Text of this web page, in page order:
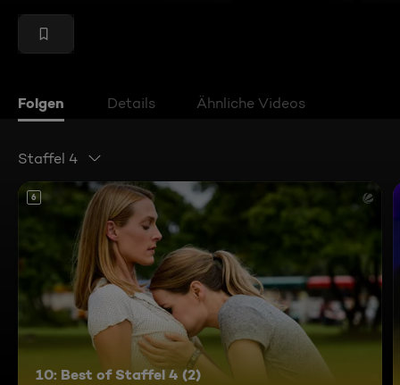
Folgen Details Ähnliche Videos
Staffel 4
6
10: Best of Staffel 4 (2)